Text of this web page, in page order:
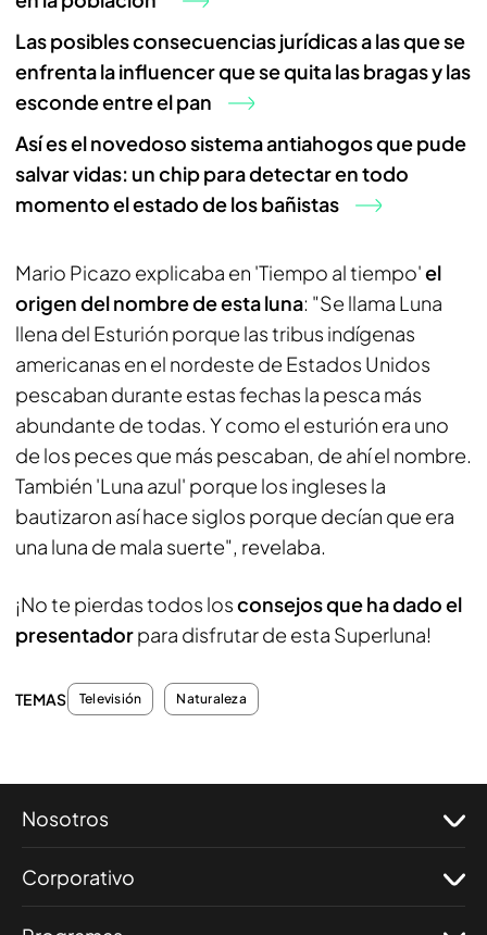
Las posibles consecuencias jurídicas a las que se
enfrenta la influencer que se quita las bragas y las
esconde entre el pan
Así es el novedoso sistema antiahogos que pude
salvar vidas: un chip para detectar en todo
momento el estado de los bañistas
Mario Picazo explicaba en 'Tiempo al tiempo'el
origen del nombre de esta luna: "Se llama Luna
llena del Esturión porque las tribus indígenas
americanas en el nordeste de Estados Unidos
pescaban durante estas fechas la pesca más
abundante de todas. Y como el esturión era uno
de los peces que más pescaban, de ahí el nombre.
También 'Luna azul' porque los ingleses la
bautizaron así hace siglos porque decían que era
una luna de mala suerte", revelaba.
¡No te pierdas todos losconsejos que ha dado el
presentadorpara disfrutar de esta Superluna!
TEMAS Televisión Naturaleza
Nosotros
Corporativo